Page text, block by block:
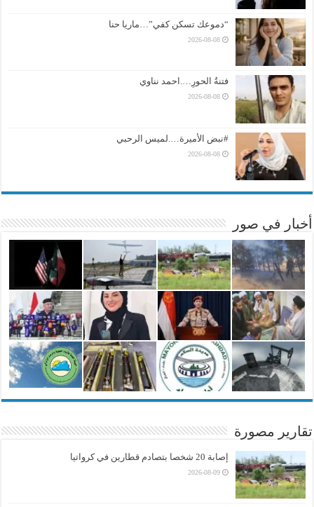
“دموعك تسكن كفي”…ماريا حنا
2026-08-08
فتنةُ الحورِ….احمد نناوي
2026-08-08
#نبض الأميرة….لميس الرحبي
2026-08-08
أخبار في صور
تقارير مصورة
إصابة 20 شخصا بتصادم قطارين في كرواتيا
2026-08-09